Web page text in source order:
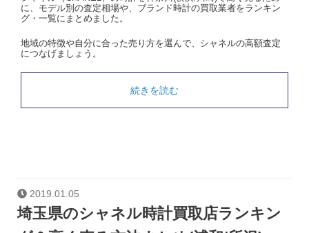
に、モデル別の査定相場や、ブランド時計の買取業者をランキン
グ・一覧にまとめました。
地域の特徴や自分に合った売り方を選んで、シャネルの高額査定
につなげましょう。
続きを読む
2019.01.05
埼玉県のシャネル時計買取店ランキン